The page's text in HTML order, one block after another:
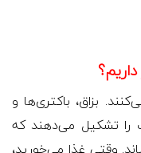
بزاق، باکتری‌ها و
را تشکیل می‌دهند که